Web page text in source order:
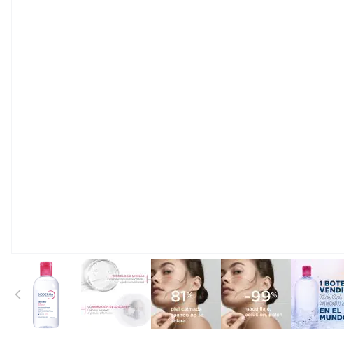
View larger imageView larger imageView larger imageView larger image